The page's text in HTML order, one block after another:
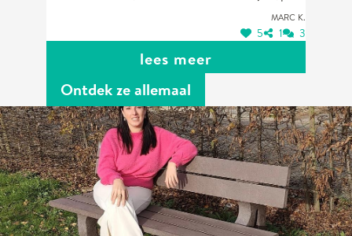
Marc K.
5 1 3
lees meer
Ontdek ze allemaal